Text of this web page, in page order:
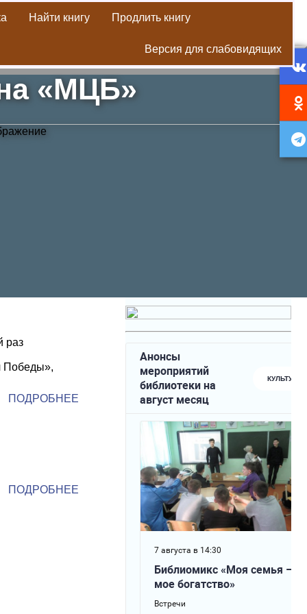
«МЦБ»
Найти книгу Продлить книгу
Версия для слабовидящих
раз
Победы»,
ПОДРОБНЕЕ
ПОДРОБНЕЕ